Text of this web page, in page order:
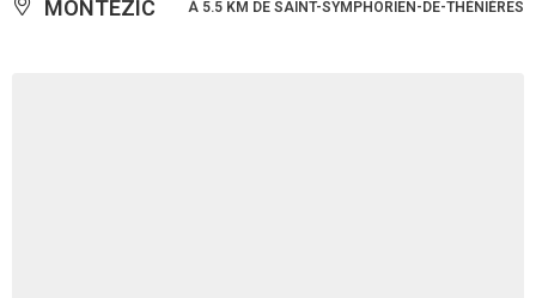
MONTÉZIC À 5.5 KM DE SAINT-SYMPHORIEN-DE-THÉNIÈRES